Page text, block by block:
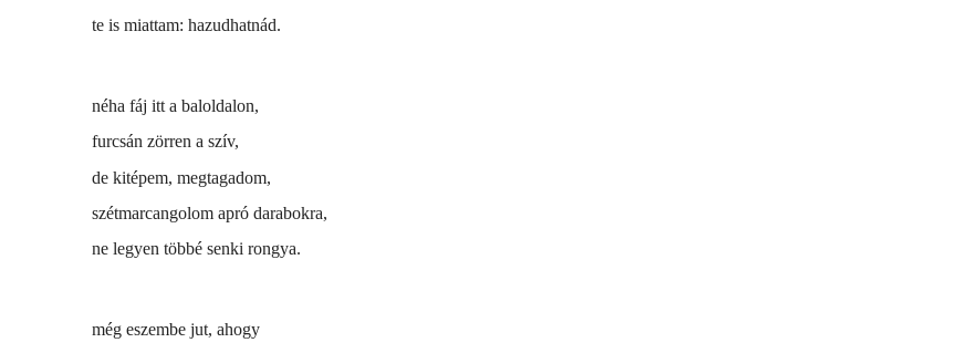
te is miattam: hazudhatnád.
néha fáj itt a baloldalon,
furcsán zörren a szív,
de kitépem, megtagadom,
szétmarcangolom apró darabokra,
ne legyen többé senki rongya.
még eszembe jut, ahogy